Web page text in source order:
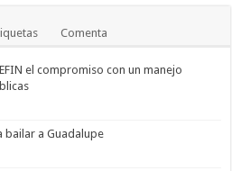
Comenta
el compromiso con un manejo
bailar a Guadalupe